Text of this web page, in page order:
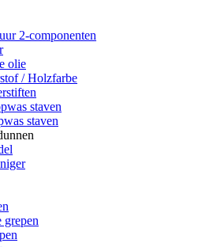
2-componenten
olie
/ Holzfarbe
staven
staven
grepen